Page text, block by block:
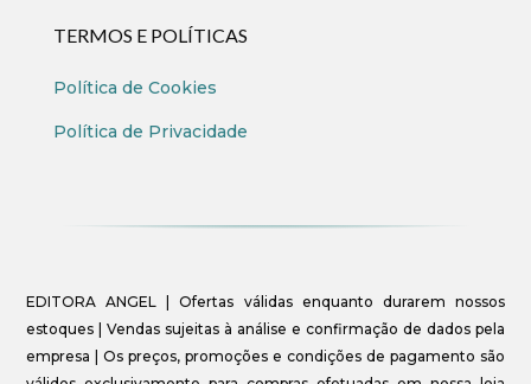
TERMOS E POLÍTICAS
Política de Cookies
Política de Privacidade
EDITORA ANGEL | Ofertas válidas enquanto durarem nossos
estoques | Vendas sujeitas à análise e confirmação de dados pela
empresa | Os preços, promoções e condições de pagamento são